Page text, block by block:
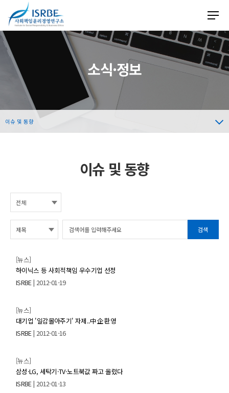
소식·정보
이슈 및 동향
이슈 및 동향
검색
[뉴스]
하이닉스 등 사회적책임 우수기업 선정
ISRBE| 2012-01-19
[뉴스]
대기업 '일감몰아주기' 자제..中企 환영
ISRBE| 2012-01-16
[뉴스]
삼성·LG, 세탁기·TV·노트북값 짜고 올렸다
ISRBE| 2012-01-13